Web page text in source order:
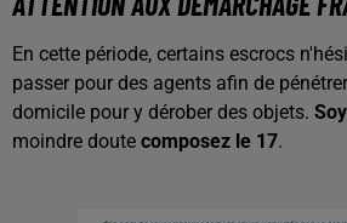
En cette période, certains escrocs
passer pour des agents afin de
domicile pour y dérober des objets.
moindre doute composez le 17.